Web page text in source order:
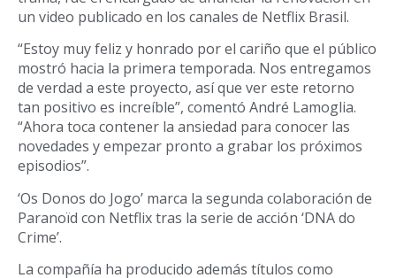
un video publicado en los canales de Netflix Brasil.
“Estoy muy feliz y honrado por el cariño que el público
mostró hacia la primera temporada. Nos entregamos
de verdad a este proyecto, así que ver este retorno
tan positivo es increíble”, comentó André Lamoglia.
“Ahora toca contener la ansiedad para conocer las
novedades y empezar pronto a grabar los próximos
episodios”.
‘Os Donos do Jogo’ marca la segunda colaboración de
Paranoïd con Netflix tras la serie de acción ‘DNA do
Crime’.
La compañía ha producido además títulos como